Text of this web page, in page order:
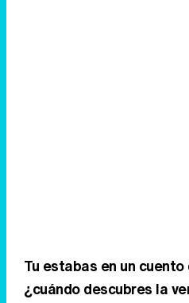
Tu estabas en un
¿cuándo descubres la